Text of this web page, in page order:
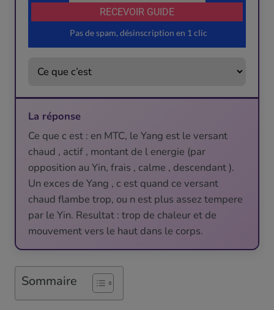
La réponse
Ce que c est : en MTC, le Yang est le versant
chaud , actif , montant de l energie (par
opposition au Yin, frais , calme , descendant ).
Un exces de Yang , c est quand ce versant
chaud flambe trop, ou n est plus assez tempere
par le Yin. Resultat : trop de chaleur et de
mouvement vers le haut dans le corps.
Sommaire